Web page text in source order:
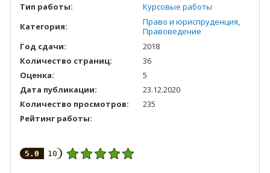
Тип работы:
Курсовые работы
Категория:
Право и юриспруденция,
Правоведение
Год сдачи:
2018
Количество страниц:
36
Оценка:
5
Дата публикации:
23.12.2020
Количество просмотров:
235
Рейтинг работы:
5.0 10